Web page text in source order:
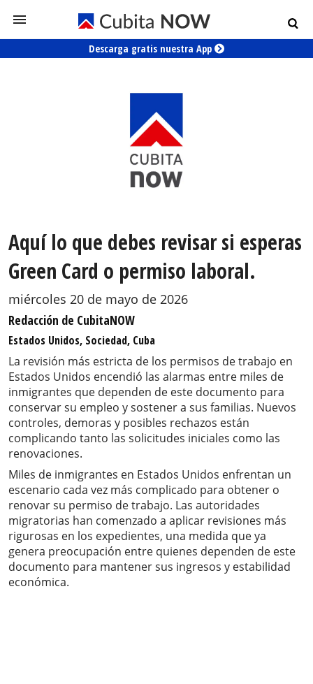
Descarga gratis nuestra App
Aquí lo que debes revisar si esperas
Green Card o permiso laboral.
miércoles 20 de mayo de 2026
Redacción de CubitaNOW
Estados Unidos, Sociedad, Cuba
La revisión más estricta de los permisos de trabajo en
Estados Unidos encendió las alarmas entre miles de
inmigrantes que dependen de este documento para
conservar su empleo y sostener a sus familias. Nuevos
controles, demoras y posibles rechazos están
complicando tanto las solicitudes iniciales como las
renovaciones.
Miles de inmigrantes en Estados Unidos enfrentan un
escenario cada vez más complicado para obtener o
renovar su permiso de trabajo. Las autoridades
migratorias han comenzado a aplicar revisiones más
rigurosas en los expedientes, una medida que ya
genera preocupación entre quienes dependen de este
documento para mantener sus ingresos y estabilidad
económica.